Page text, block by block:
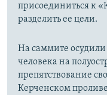
присоединиться к
разделить ее цели.
На саммите
человека на
препятствование
Керченском